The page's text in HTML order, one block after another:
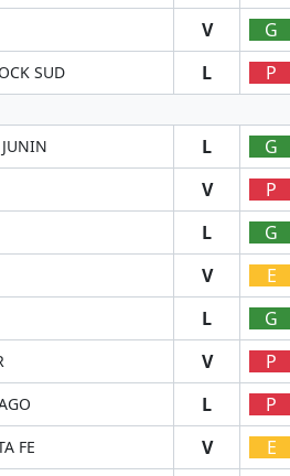
V G
SUD L P
L G
V P
L G
V E
L G
V P
L P
FE V E